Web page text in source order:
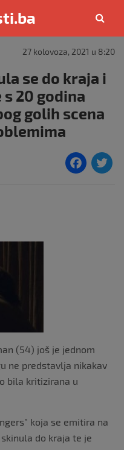
27 kolovoza, 2021 u 8:20
se do kraja i
20 godina
golih scena
F
(54) još je jednom
ne predstavlja nikakav
bila kritizirana u
koja se emitira na
do kraja te je